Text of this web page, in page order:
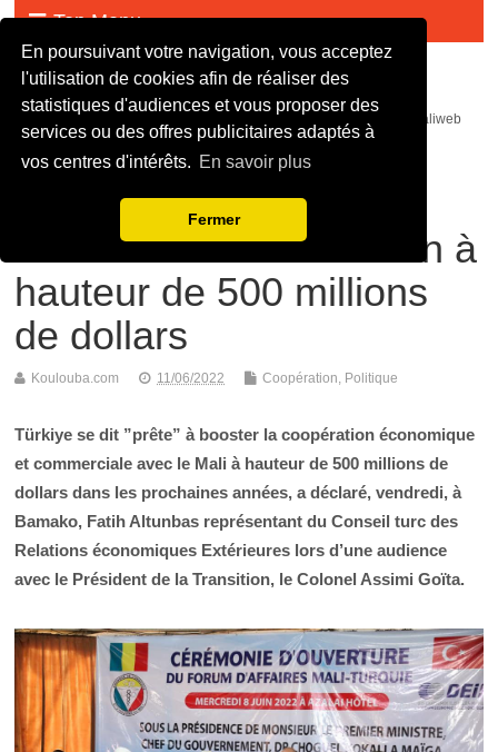
En poursuivant votre navigation, vous acceptez
l'utilisation de cookies afin de réaliser des
statistiques d'audiences et vous proposer des
services ou des offres publicitaires adaptés à
vos centres d'intérêts. En savoir plus
Fermer
Top Menu
Malijet
malijet mali jet com Actualité malienne en continue - mali web maliweb
mali actu news ortm direct live infos
Mali : Türkiye prête à
fournir le marché malien à
hauteur de 500 millions
de dollars
Koulouba.com 11/06/2022 Coopération, Politique
Türkiye se dit ”prête” à booster la coopération économique
et commerciale avec le Mali à hauteur de 500 millions de
dollars dans les prochaines années, a déclaré, vendredi, à
Bamako, Fatih Altunbas représentant du Conseil turc des
Relations économiques Extérieures lors d’une audience
avec le Président de la Transition, le Colonel Assimi Goïta.